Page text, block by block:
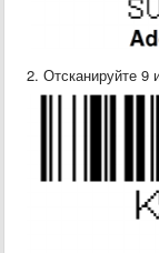
2. Отсканируйте 9